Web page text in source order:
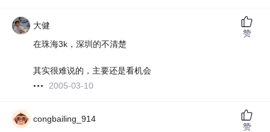
大健
在珠海3k，深圳的不清楚
其实很难说的，主要还是看机会
2005-03-10
赞
congbailing_914
赞